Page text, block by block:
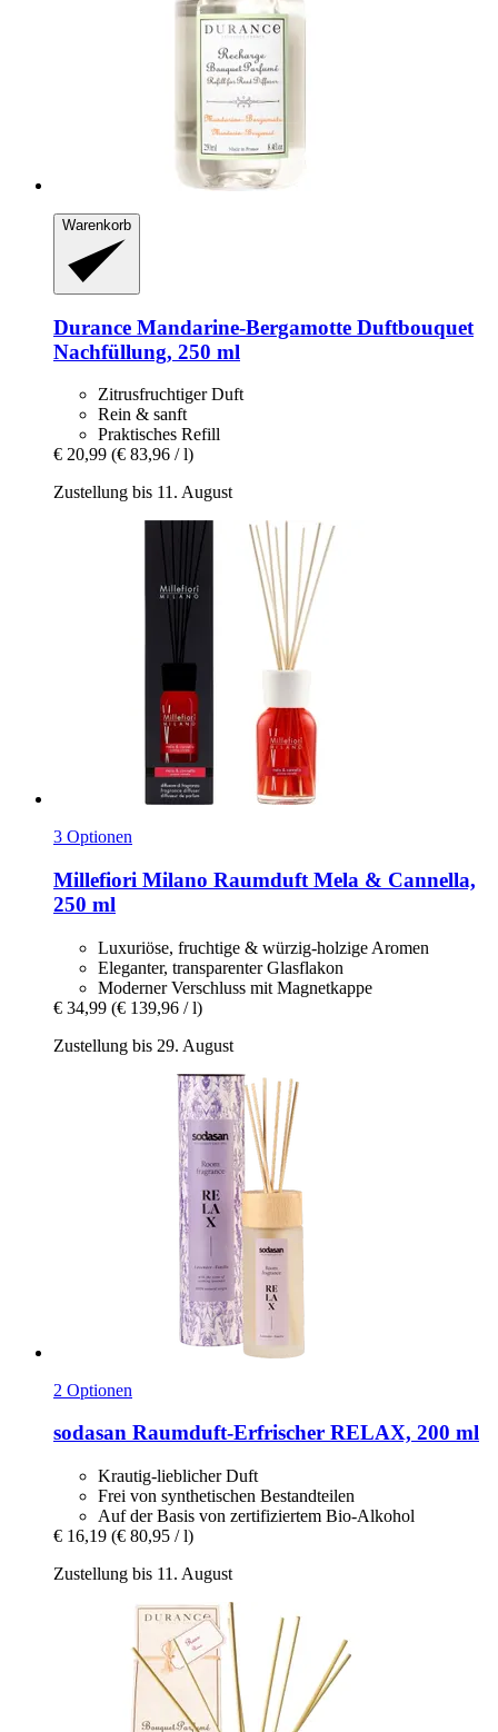
Warenkorb
Durance Mandarine-​Bergamotte Duftbouquet
Nachfüllung, 250 ml
Zitrusfruchtiger Duft
Rein & sanft
Praktisches Refill
€ 20,99 (€ 83,96 / l)
Zustellung bis 11. August
3 Optionen
Millefiori Milano Raumduft Mela & Cannella,
250 ml
Luxuriöse, fruchtige & würzig-holzige Aromen
Eleganter, transparenter Glasflakon
Moderner Verschluss mit Magnetkappe
€ 34,99 (€ 139,96 / l)
Zustellung bis 29. August
2 Optionen
sodasan Raumduft-​Erfrischer RELAX, 200 ml
Krautig-lieblicher Duft
Frei von synthetischen Bestandteilen
Auf der Basis von zertifiziertem Bio-Alkohol
€ 16,19 (€ 80,95 / l)
Zustellung bis 11. August